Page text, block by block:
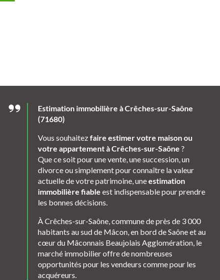
Estimation immobilière à Crêches-sur-Saône
(71680)
Vous souhaitezfaire estimer votre maison ou
votre appartement à Crêches-sur-Saône ?
Que ce soit pour une vente, une succession, un
divorce ou simplement pour connaître la valeur
actuelle de votre patrimoine, uneestimation
immobilière fiable est indispensable pour prendre
les bonnes décisions.
À Crêches-sur-Saône, commune de près de 3 000
habitants au sud de Mâcon, en bord de Saône et au
cœur du Mâconnais Beaujolais Agglomération, le
marché immobilier offre de nombreuses
opportunités pour les vendeurs comme pour les
acquéreurs.